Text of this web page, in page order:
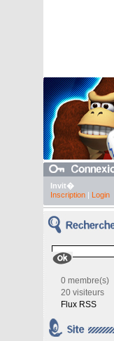
Invit�
Inscription| Login
0 membre(s)
20 visiteurs
Flux RSS